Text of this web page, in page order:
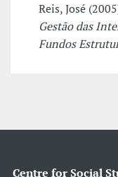
Reis, José
Gestão das
Fundos
Centre for Social